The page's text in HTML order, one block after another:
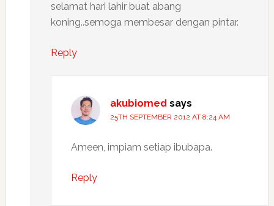
selamat hari lahir buat abang
koning..semoga membesar dengan pintar.
Reply
akubiomed says
25TH SEPTEMBER 2012 AT 8:24 AM
Ameen, impiam setiap ibubapa.
Reply